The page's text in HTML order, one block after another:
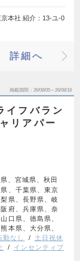
本社 紹介：13-ユ-0
詳細へ
掲載期間 26/08/05～26/08/18
イフバラン
リアパー
、宮城県、秋田
、千葉県、東京
県、長野県、岐
府、兵庫県、奈
口県、徳島県、
本県、大分県、
勤なし
土日祝休
インセンティブ